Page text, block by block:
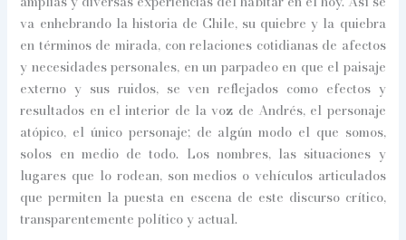
va enhebrando la historia de Chile, su quiebre y la quiebra
en términos de mirada, con relaciones cotidianas de afectos
y necesidades personales, en un parpadeo en que el paisaje
externo y sus ruidos, se ven reflejados como efectos y
resultados en el interior de la voz de Andrés, el personaje
atópico, el único personaje; de algún modo el que somos,
solos en medio de todo. Los nombres, las situaciones y
lugares que lo rodean, son medios o vehículos articulados
que permiten la puesta en escena de este discurso crítico,
transparentemente político y actual.